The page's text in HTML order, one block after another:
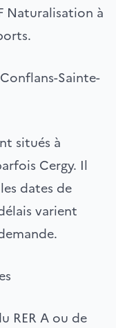
Naturalisation à
Sainte-
situés à
Cergy. Il
dates de
varient
RER A ou de